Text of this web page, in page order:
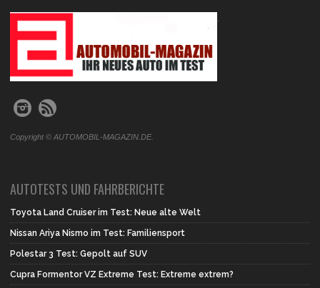
.
Copyright © AUTOMOBIL-MAGAZIN.DE.
AUTOTESTS UND FAHRBERICHTE
Toyota Land Cruiser im Test: Neue alte Welt
Nissan Ariya Nismo im Test: Familiensport
Polestar 3 Test: Gepolt auf SUV
Cupra Formentor VZ Extreme Test: Extreme extrem?